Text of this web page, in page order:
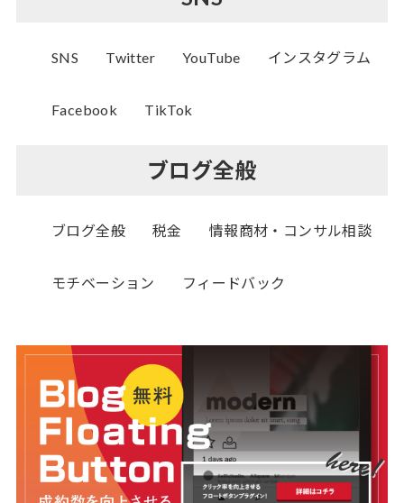
SNS Twitter YouTube インスタグラム
Facebook TikTok
ブログ全般
ブログ全般 税金 情報商材・コンサル相談
モチベーション フィードバック